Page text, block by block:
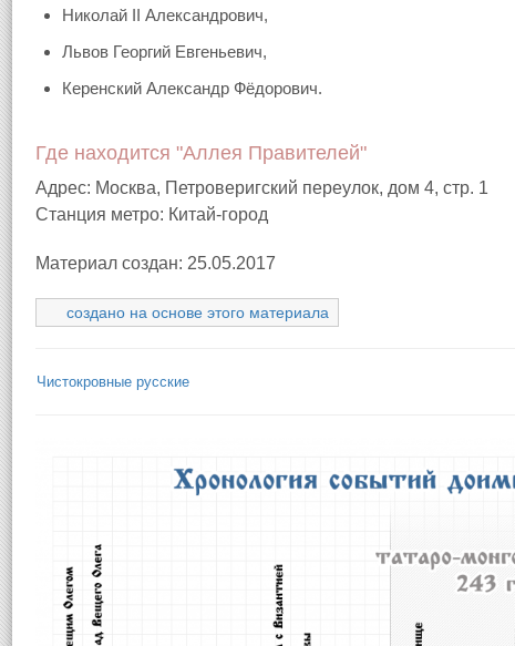
Николай II Александрович,
Львов Георгий Евгеньевич,
Керенский Александр Фёдорович.
Где находится "Аллея Правителей"
Адрес: Москва, Петроверигский переулок, дом 4, стр. 1
Станция метро: Китай-город
Материал создан: 25.05.2017
создано на основе этого материала
Чистокровные русские